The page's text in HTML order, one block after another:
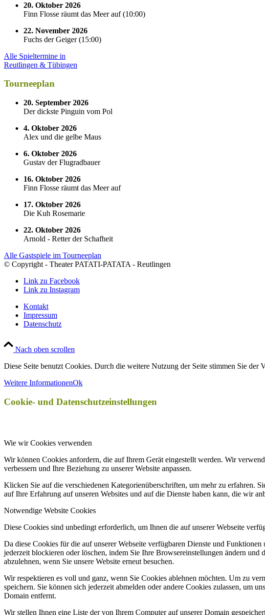
20. Oktober 2026
Finn Flosse räumt das Meer auf(10:00)
22. November 2026
Fuchs der Geiger(15:00)
Alle Spieltermine in
Reutlingen & Tübingen
Tourneeplan
20. September 2026
Der dickste Pinguin vom Pol
4. Oktober 2026
Alex und die gelbe Maus
6. Oktober 2026
Gustav der Flugradbauer
16. Oktober 2026
Finn Flosse räumt das Meer auf
17. Oktober 2026
Die Kuh Rosemarie
22. Oktober 2026
Arnold - Retter der Schafheit
Alle Gastspiele im Tourneeplan
© Copyright - Theater PATATI-PATATA - Reutlingen
Link zu Facebook
Link zu Instagram
Kontakt
Impressum
Datenschutz
Nach oben scrollen
Diese Seite benutzt Cookies. Durch die weitere Nutzung der Seite stimmen Sie der
Weitere InformationenOk
Cookie- und Datenschutzeinstellungen
Wie wir Cookies verwenden
Wir können Cookies anfordern, die auf Ihrem Gerät eingestellt werden. Wir
verbessern und Ihre Beziehung zu unserer Website anpassen.
Klicken Sie auf die verschiedenen Kategorienüberschriften, um mehr zu erfahren.
auf Ihre Erfahrung auf unseren Websites und auf die Dienste haben kann, die wir
Notwendige Website Cookies
Diese Cookies sind unbedingt erforderlich, um Ihnen die auf unserer Webseite
Da diese Cookies für die auf unserer Webseite verfügbaren Dienste und
jederzeit blockieren oder löschen, indem Sie Ihre Browsereinstellungen ändern
abzulehnen, wenn Sie unsere Website erneut besuchen.
Wir respektieren es voll und ganz, wenn Sie Cookies ablehnen möchten. Um zu
speichern. Sie können sich jederzeit abmelden oder andere Cookies zulassen, um
Domain entfernt.
Wir stellen Ihnen eine Liste der von Ihrem Computer auf unserer Domain